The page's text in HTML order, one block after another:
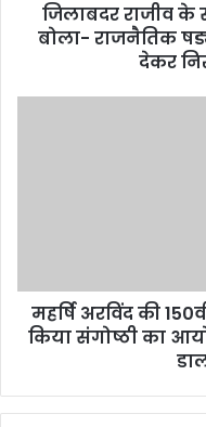
राजनैतिक
षड्यंत्र
जिलाबदर राजीव
बोला- राजनैतिक
देकर
ने
किया
संगोष्ठी
क्रांतिकारियों
महर्षि अरविंद की
किया संगोष्ठी का